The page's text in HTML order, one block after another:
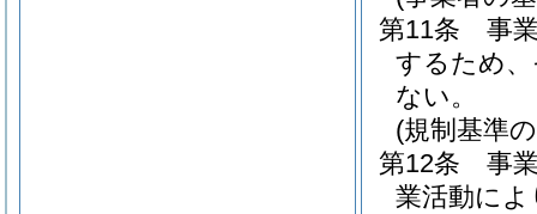
第11条
事
するため
ない。
(規制基準
第12条
事
業活動に